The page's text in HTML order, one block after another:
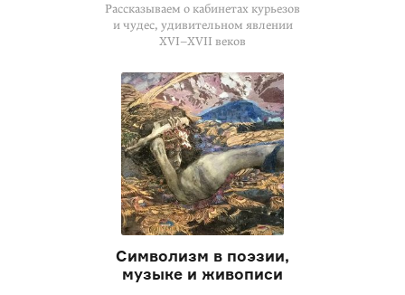
Рассказываем о кабинетах курьезов
и чудес, удивительном явлении
XVI–XVII веков
Символизм в поэзии,
музыке и живописи